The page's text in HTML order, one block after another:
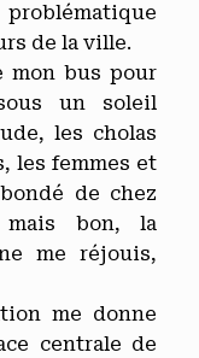
de la ville.
mon bus pour
un soleil
les cholas
les femmes et
de chez
bon, la
me réjouis,
me donne
centrale de